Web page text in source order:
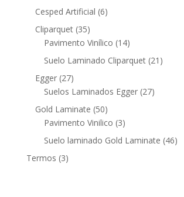
Cesped Artificial 66
Cliparquet 3535
productos
Pavimento Vinílico 1414
productos
Suelo Laminado Cliparquet 21 21
Egger 2727
productos
Suelos Laminados Egger 2727
Gold Laminate 5050
productos
Pavimento Vinilico 33
productos
Suelo laminado Gold Laminate 4646
Termos 33